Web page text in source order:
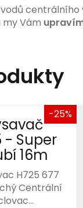
centrálního
my Vám
-25%
- Super
16m
H725 677
Centrální